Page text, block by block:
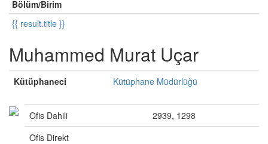
Bölüm/Birim
{{ result.title }}
Muhammed Murat Uçar
Kütüphaneci Kütüphane Müdürlüğü
Ofis Dahili
2939, 1298
Ofis Direkt